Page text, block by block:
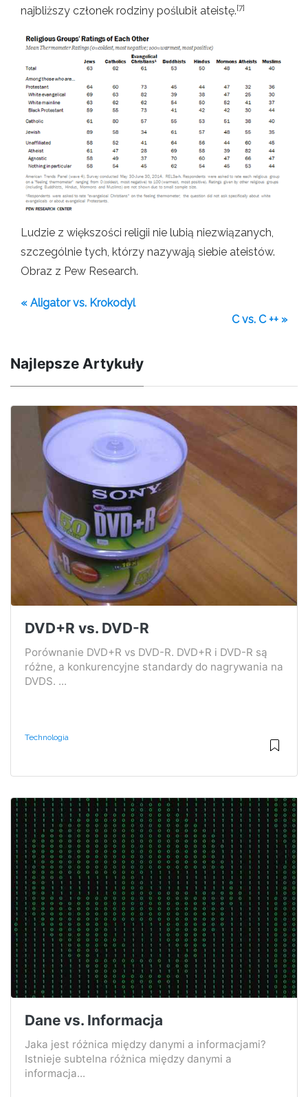
najbliższy członek rodziny poślubił ateistę.[7]
Ludzie z większości religii nie lubią niezwiązanych,
szczególnie tych, którzy nazywają siebie ateistów.
Obraz z Pew Research.
« Aligator vs. Krokodyl
C vs. C ++ »
Najlepsze Artykuły
DVD+R vs. DVD-R
Porównanie DVD+R vs DVD-R. DVD+R i DVD-R są
różne, a konkurencyjne standardy do nagrywania na
DVDS. ...
Technologia
Dane vs. Informacja
Jaka jest różnica między danymi a informacjami?
Istnieje subtelna różnica między danymi a
informacja...